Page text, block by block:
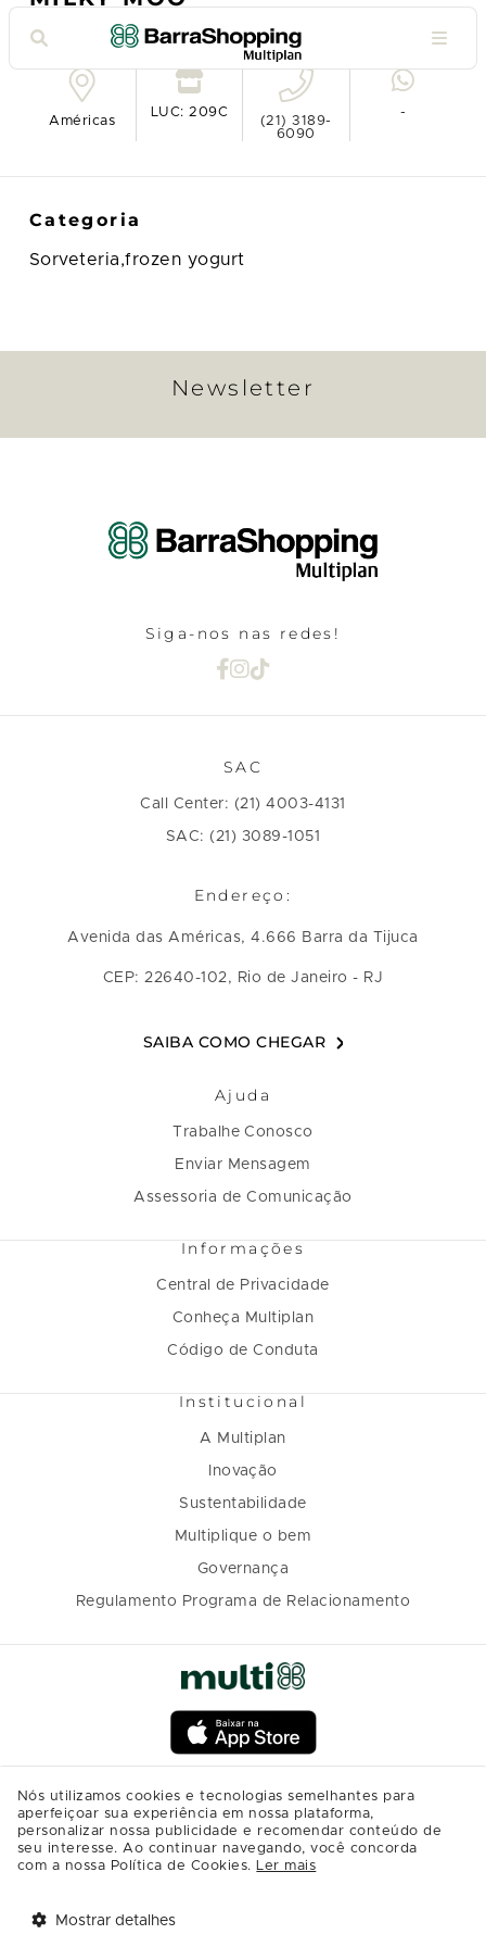
Ver no mapa
Américas
LUC: 209C
(21) 3189-
6090
-
Categoria
Sorveteria,frozen yogurt
Newsletter
Siga-nos nas redes!
SAC
Call Center: (21) 4003-4131
SAC: (21) 3089-1051
Endereço:
Avenida das Américas, 4.666 Barra da Tijuca
CEP: 22640-102, Rio de Janeiro - RJ
SAIBA COMO CHEGAR
Ajuda
Trabalhe Conosco
Enviar Mensagem
Assessoria de Comunicação
Informações
Central de Privacidade
Conheça Multiplan
Código de Conduta
Institucional
A Multiplan
Inovação
Sustentabilidade
Multiplique o bem
Governança
Regulamento Programa de Relacionamento
Nós utilizamos cookies e tecnologias semelhantes para
aperfeiçoar sua experiência em nossa plataforma,
personalizar nossa publicidade e recomendar conteúdo de
seu interesse. Ao continuar navegando, você concorda
com a nossa Política de Cookies. Ler mais
Mostrar detalhes